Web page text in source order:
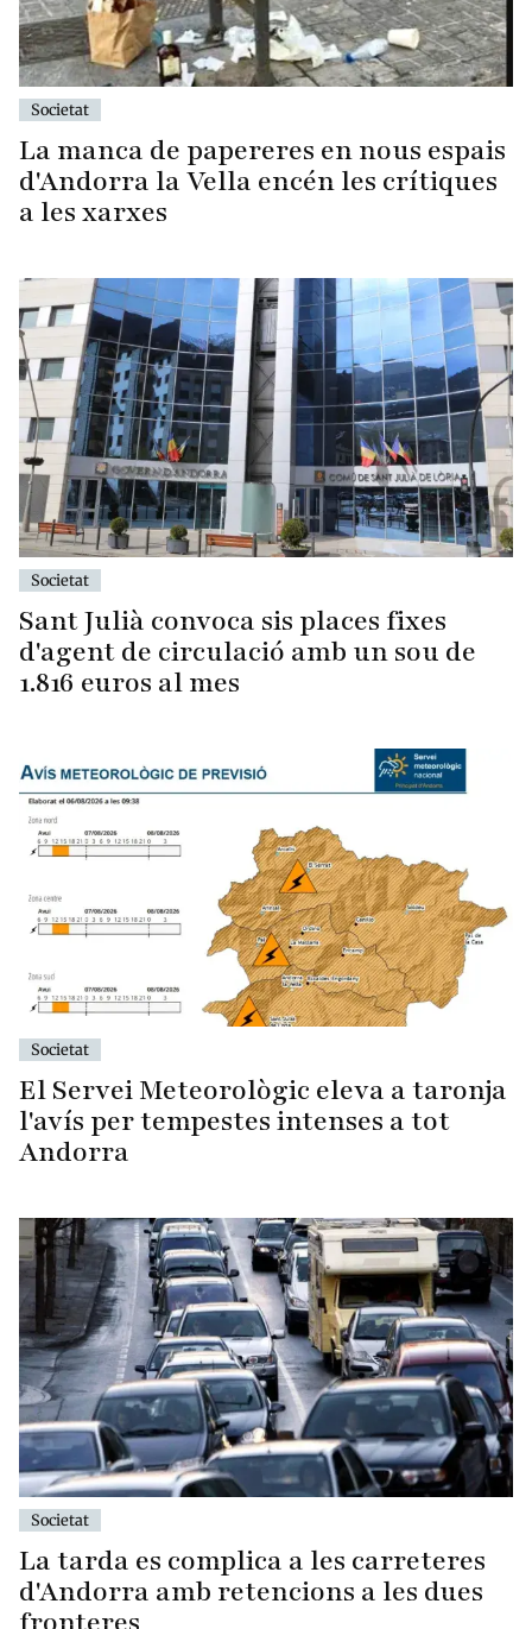
Societat
La manca de papereres en nous espais
d'Andorra la Vella encén les crítiques
a les xarxes
Societat
Sant Julià convoca sis places fixes
d'agent de circulació amb un sou de
1.816 euros al mes
Societat
El Servei Meteorològic eleva a taronja
l'avís per tempestes intenses a tot
Andorra
Societat
La tarda es complica a les carreteres
d'Andorra amb retencions a les dues